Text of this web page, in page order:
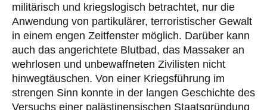
militärisch und kriegslogisch betrachtet, nur die
Anwendung von partikulärer, terroristischer Gewalt
in einem engen Zeitfenster möglich. Darüber kann
auch das angerichtete Blutbad, das Massaker an
wehrlosen und unbewaffneten Zivilisten nicht
hinwegtäuschen. Von einer Kriegsführung im
strengen Sinn konnte in der langen Geschichte des
Versuchs einer palästinensischen Staatsgründung